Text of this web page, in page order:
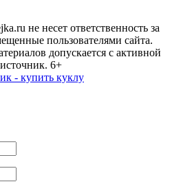
не несет ответственность за
пользователями сайта.
допускается с активной
6+
- купить куклу